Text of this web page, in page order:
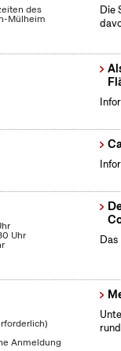
des
Mülheim
Die
Uhr Das
Anmeldung